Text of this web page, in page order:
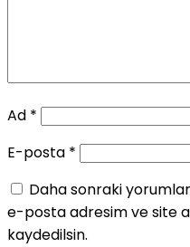
Ad *
E-posta *
Daha sonraki
e-posta adresim ve site
kaydedilsin.